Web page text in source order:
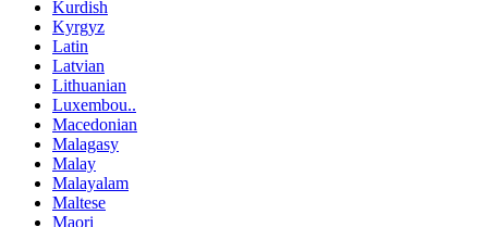
Kurdish
Kyrgyz
Latin
Latvian
Lithuanian
Luxembou..
Macedonian
Malagasy
Malay
Malayalam
Maltese
Maori